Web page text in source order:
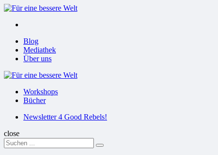
Menu
Menu
Blog
Mediathek
Über uns
Für
Workshops
Bücher
SuchenNewsletter 4 Good Rebels!
close
Search
for:
Suchen